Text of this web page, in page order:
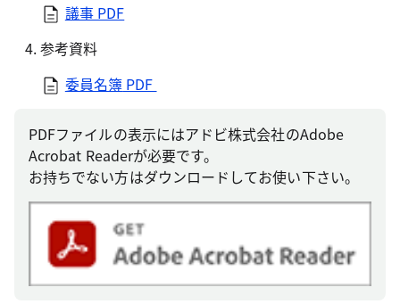
議事 PDF
参考資料
委員名簿 PDF
PDFファイルの表示にはアドビ株式会社のAdobe
Acrobat Readerが必要です。
お持ちでない方はダウンロードしてお使い下さい。